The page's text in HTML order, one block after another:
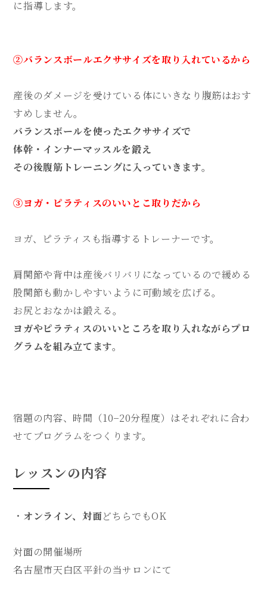
に指導します。
②バランスボールエクササイズを取り入れているから
産後のダメージを受けている体にいきなり腹筋はおす
すめしません。
バランスボールを使ったエクササイズで
体幹・インナーマッスルを鍛え
その後腹筋トレーニングに入っていきます。
③ヨガ・ピラティスのいいとこ取りだから
ヨガ、ピラティスも指導するトレーナーです。
肩関節や背中は産後バリバリになっているので緩める
股関節も動かしやすいように可動域を広げる。
お尻とおなかは鍛える。
ヨガやピラティスのいいところを取り入れながらプロ
グラムを組み立てます。
宿題の内容、時間（10−20分程度）はそれぞれに合わ
せてプログラムをつくります。
レッスンの内容
・ オンライン、対面どちらでもOK
対面の開催場所
名古屋市天白区平針の当サロンにて